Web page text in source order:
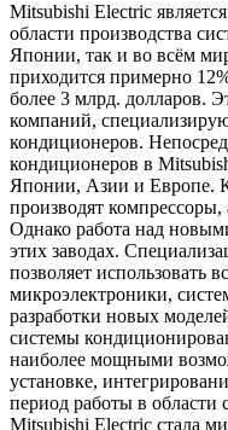
Mitsubishi Electric
области производства
Японии, так и во всём
приходится примерно
более 3 млрд. долларов.
компаний,
кондиционеров.
кондиционеров в
Японии, Азии и Европе.
производят
Однако работа над
этих заводах.
позволяет использовать
микроэлектроники,
разработки новых
системы
наиболее мощными
установке,
период работы в области
Mitsubishi Electric стала